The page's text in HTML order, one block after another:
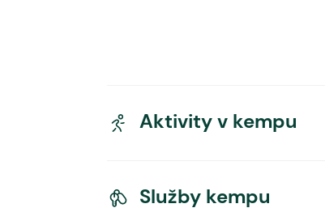
Aktivity v kempu
Služby kempu